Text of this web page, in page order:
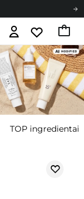
TOP ingredientai